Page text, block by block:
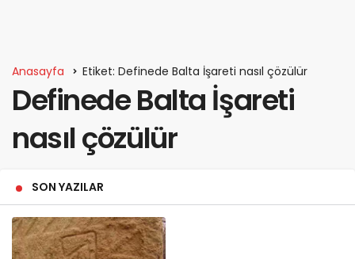
Anasayfa Etiket: Definede Balta İşareti nasıl çözülür
Definede Balta İşareti
nasıl çözülür
SON YAZILAR